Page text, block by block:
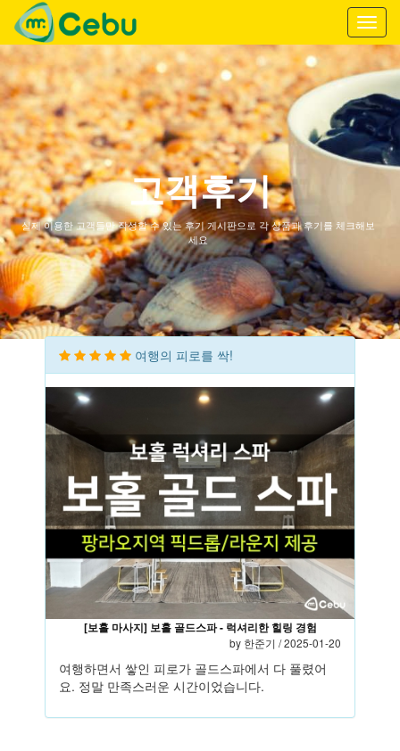
고객후기
실제 이용한 고객들만 작성할 수 있는 후기 게시판으로 각 상품과 후기를 체크해보
세요
여행의 피로를 싹!
[보홀 마사지] 보홀 골드스파 - 럭셔리한 힐링 경험
by 한준기 / 2025-01-20
여행하면서 쌓인 피로가 골드스파에서 다 풀렸어
요. 정말 만족스러운 시간이었습니다.